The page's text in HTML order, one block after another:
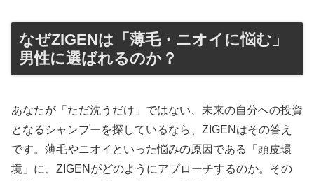
なぜZIGENは「薄毛・ニオイに悩む」
男性に選ばれるのか？
あなたが「ただ洗うだけ」ではない、未来の自分への投資
となるシャンプーを探しているなら、ZIGENはその答え
です。薄毛やニオイといった悩みの原因である「頭皮環
境」に、ZIGENがどのようにアプローチするのか。その